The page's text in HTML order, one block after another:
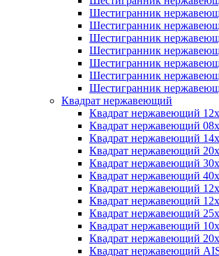
Шестигранник
Шестигранник
Шестигранник
Шестигранник
Шестигранник
Шестигранник
Шестигранник
Квадрат нержавеющий
Квадрат нержавеющий
Квадрат нержавеющий
Квадрат нержавеющий
Квадрат нержавеющий
Квадрат нержавеющий
Квадрат нержавеющий
Квадрат нержавеющий
Квадрат нержавеющий
Квадрат нержавеющий
Квадрат нержавеющий
Квадрат нержавеющий
Квадрат нержавеющий